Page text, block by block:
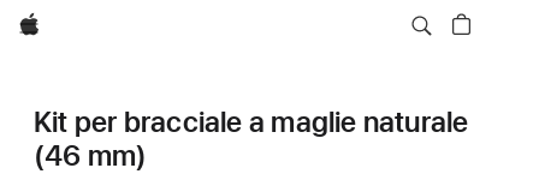
Apple
Kit per bracciale a maglie naturale
(46 mm)